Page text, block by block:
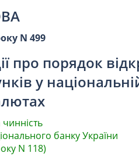
N 499
про порядок
у
банку України
N 118)